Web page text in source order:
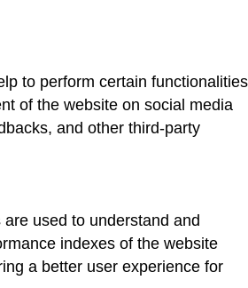
to perform certain functionalities
of the website on social media
and other third-party
used to understand and
indexes of the website
a better user experience for